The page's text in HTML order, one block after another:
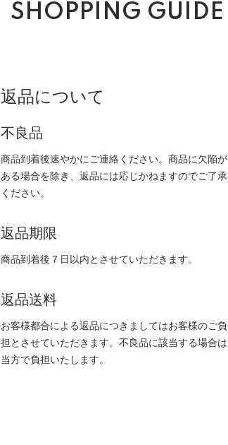
SHOPPING GUIDE
返品について
不良品
商品到着後速やかにご連絡ください。商品に欠陥が
ある場合を除き、返品には応じかねますのでご了承
ください。
返品期限
商品到着後７日以内とさせていただきます。
返品送料
お客様都合による返品につきましてはお客様のご負
担とさせていただきます。不良品に該当する場合は
当方で負担いたします。